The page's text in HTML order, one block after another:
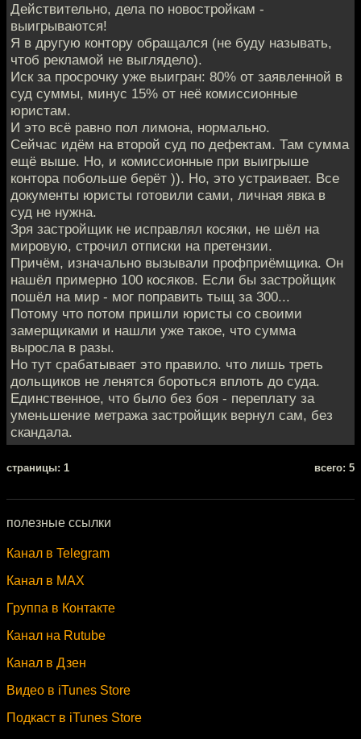
Действительно, дела по новостройкам -
выигрываются!
Я в другую контору обращался (не буду называть,
чтоб рекламой не выглядело).
Иск за просрочку уже выигран: 80% от заявленной в
суд суммы, минус 15% от неё комиссионные
юристам.
И это всё равно пол лимона, нормально.
Сейчас идём на второй суд по дефектам. Там сумма
ещё выше. Но, и комиссионные при выигрыше
контора побольше берёт )). Но, это устраивает. Все
документы юристы готовили сами, личная явка в
суд не нужна.
Зря застройщик не исправлял косяки, не шёл на
мировую, строчил отписки на претензии.
Причём, изначально вызывали профприёмщика. Он
нашёл примерно 100 косяков. Если бы застройщик
пошёл на мир - мог поправить тыщ за 300...
Потому что потом пришли юристы со своими
замерщиками и нашли уже такое, что сумма
выросла в разы.
Но тут срабатывает это правило. что лишь треть
дольщиков не ленятся бороться вплоть до суда.
Единственное, что было без боя - переплату за
уменьшение метража застройщик вернул сам, без
скандала.
cтраницы: 1 всего: 5
полезные ссылки
Канал в Telegram
Канал в MAX
Группа в Контакте
Канал на Rutube
Канал в Дзен
Видео в iTunes Store
Подкаст в iTunes Store